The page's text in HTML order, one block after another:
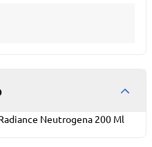
Neutrogena 200 Ml